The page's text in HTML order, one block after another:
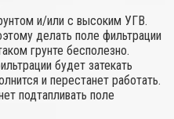
и/или с высоким УГВ.
делать поле фильтрации
грунте бесполезно.
будет затекать
и перестанет работать.
подтапливать поле